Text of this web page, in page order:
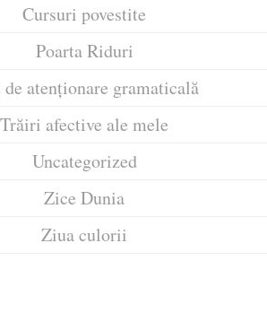
Cursuri povestite
Poarta Riduri
de atenționare gramaticală
Trăiri afective ale mele
Uncategorized
Zice Dunia
Ziua culorii